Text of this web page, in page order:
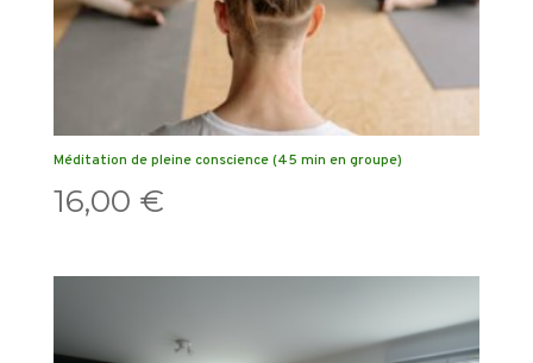
Méditation de pleine conscience (45 min en groupe)
16,00 €